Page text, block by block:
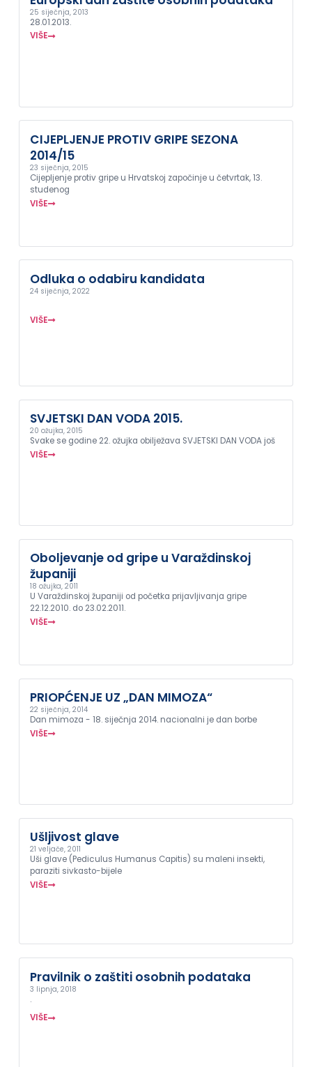
25 siječnja, 2013
28.01.2013.
VIŠE
CIJEPLJENJE PROTIV GRIPE SEZONA
2014/15
23 siječnja, 2015
Cijepljenje protiv gripe u Hrvatskoj započinje u četvrtak, 13.
studenog
VIŠE
Odluka o odabiru kandidata
24 siječnja, 2022
VIŠE
SVJETSKI DAN VODA 2015.
20 ožujka, 2015
Svake se godine 22. ožujka obilježava SVJETSKI DAN VODA još
VIŠE
Oboljevanje od gripe u Varaždinskoj
županiji
18 ožujka, 2011
U Varaždinskoj županiji od početka prijavljivanja gripe
22.12.2010. do 23.02.2011.
VIŠE
PRIOPĆENJE UZ „DAN MIMOZA“
22 siječnja, 2014
Dan mimoza - 18. siječnja 2014. nacionalni je dan borbe
VIŠE
Ušljivost glave
21 veljače, 2011
Uši glave (Pediculus Humanus Capitis) su maleni insekti,
paraziti sivkasto-bijele
VIŠE
Pravilnik o zaštiti osobnih podataka
3 lipnja, 2018
.
VIŠE